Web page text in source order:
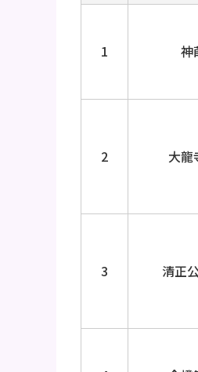
1 神
2 大龍
3 清正